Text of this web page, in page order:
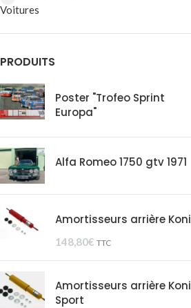
Voitures
PRODUITS
Poster "Trofeo Sprint
Europa"
Alfa Romeo 1750 gtv 1971
Amortisseurs arrière Koni
148,80€ TTC
Amortisseurs arrière Koni
Sport